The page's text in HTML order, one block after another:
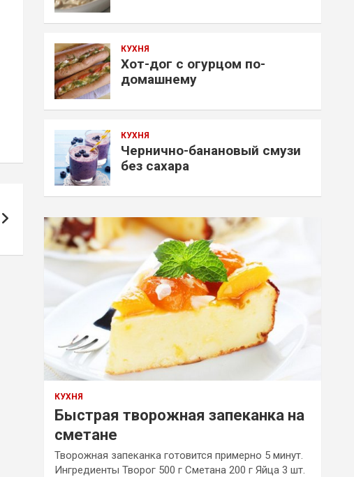
КУХНЯ
Хот-дог с огурцом по-
домашнему
КУХНЯ
Чернично-банановый смузи
без сахара
КУХНЯ
Быстрая творожная запеканка на
сметане
Творожная запеканка готовится примерно 5 минут.
Ингредиенты Творог 500 г Сметана 200 г Яйца 3 шт.